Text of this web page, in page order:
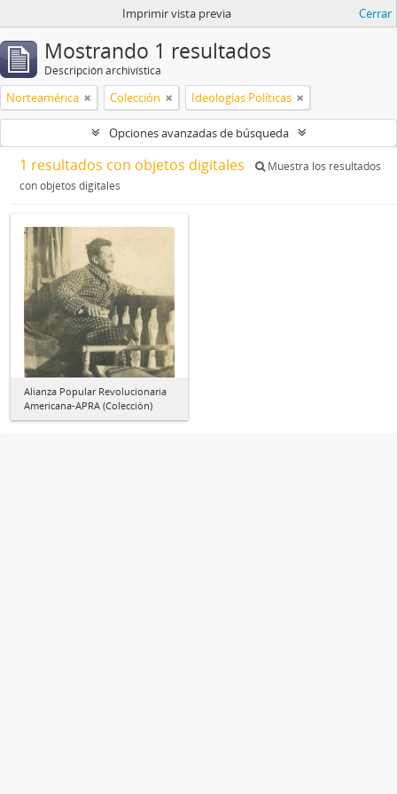
Imprimir vista previa Cerrar
Mostrando 1 resultados
Descripción archivística
Norteamérica Colección Ideologías Políticas
Opciones avanzadas de búsqueda
1 resultados con objetos digitales
Muestra los resultados
con objetos digitales
Alianza Popular Revolucionaria
Americana-APRA (Colección)